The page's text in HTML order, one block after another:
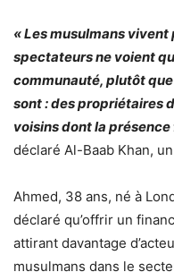
« Les musulmans
spectateurs ne voient
communauté, plutôt
sont : des propriétaires
voisins dont la
déclaré Al-Baab Khan,
Ahmed, 38 ans, né à
déclaré qu’offrir un
attirant davantage
musulmans dans le